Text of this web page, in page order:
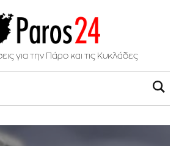
για την Πάρο και τις Κυκλάδες